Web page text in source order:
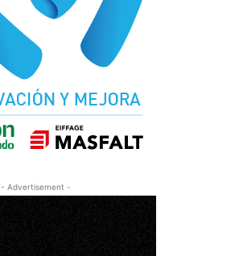
- Advertisement -